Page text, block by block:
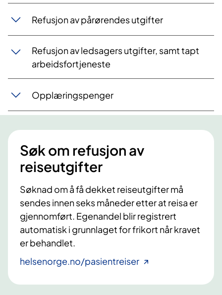
Refusjon av pårørendes utgifter
Refusjon av ledsagers utgifter, samt tapt
arbeidsfortjeneste
Opplæringspenger
Søk om refusjon av
reiseutgifter
Søknad om å få dekket reiseutgifter må
sendes innen seks måneder etter at reisa er
gjennomført. Egenandel blir registrert
automatisk i grunnlaget for frikort når kravet
er behandlet.
helsenorge.no/pasientreiser